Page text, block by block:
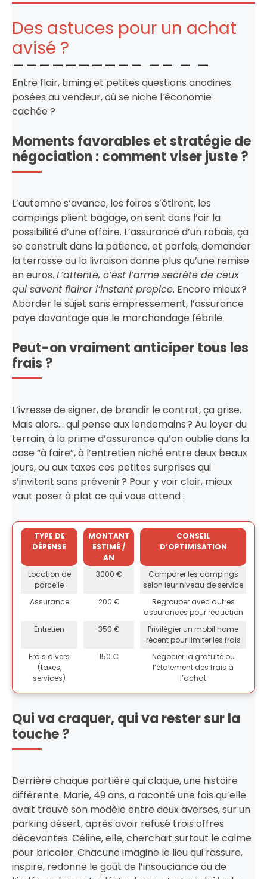
Des astuces pour un achat
avisé ?
Entre flair, timing et petites questions anodines
posées au vendeur, où se niche l’économie
cachée ?
Moments favorables et stratégie de
négociation : comment viser juste ?
L’automne s’avance, les foires s’étirent, les
campings plient bagage, on sent dans l’air la
possibilité d’une affaire. L’assurance d’un rabais, ça
se construit dans la patience, et parfois, demander
la terrasse ou la livraison donne plus qu’une remise
en euros. L’attente, c’est l’arme secrète de ceux
qui savent flairer l’instant propice. Encore mieux ?
Aborder le sujet sans empressement, l’assurance
paye davantage que le marchandage fébrile.
Peut-on vraiment anticiper tous les
frais ?
L’ivresse de signer, de brandir le contrat, ça grise.
Mais alors… qui pense aux lendemains ? Au loyer du
terrain, à la prime d’assurance qu’on oublie dans la
case “à faire”, à l’entretien niché entre deux beaux
jours, ou aux taxes ces petites surprises qui
s’invitent sans prévenir ? Pour y voir clair, mieux
vaut poser à plat ce qui vous attend :
TYPE DE
DÉPENSE
MONTANT
ESTIMÉ /
AN
CONSEIL
D’OPTIMISATION
Location de
parcelle
3000 €
Comparer les campings
selon leur niveau de service
Assurance
200 €
Regrouper avec autres
assurances pour réduction
Entretien
350 €
Privilégier un mobil home
récent pour limiter les frais
Frais divers
(taxes,
services)
150 €
Négocier la gratuité ou
l’étalement des frais à
l’achat
Qui va craquer, qui va rester sur la
touche ?
Derrière chaque portière qui claque, une histoire
différente. Marie, 49 ans, a raconté une fois qu’elle
avait trouvé son modèle entre deux averses, sur un
parking désert, après avoir refusé trois offres
décevantes. Céline, elle, cherchait surtout le calme
pour bricoler. Chacune imagine le lieu qui rassure,
inspire, redonne le goût de l’insouciance ou de